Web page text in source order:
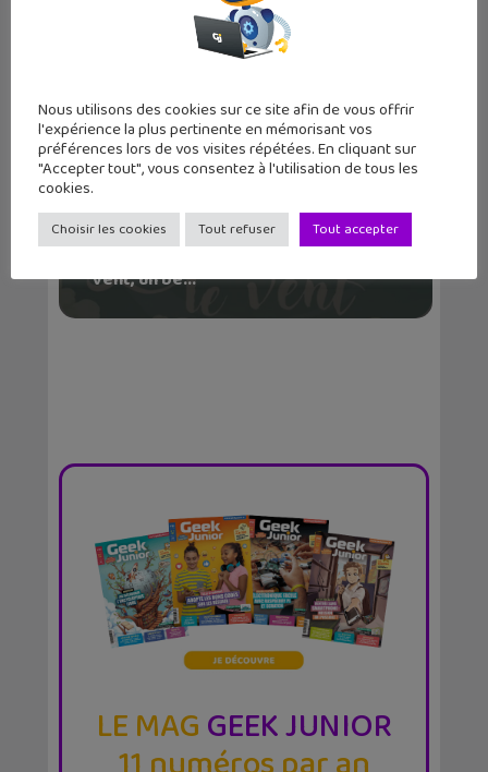
vent, un be...
LE MAGGEEK JUNIOR
Nous utilisons des cookies sur ce site afin de vous offrir
l'expérience la plus pertinente en mémorisant vos
préférences lors de vos visites répétées. En cliquant sur
"Accepter tout", vous consentez à l'utilisation de tous les
cookies.
Choisir les cookies Tout refuser Tout accepter